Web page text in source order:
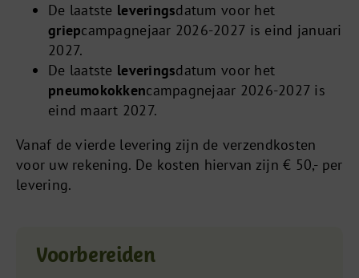
De laatste leveringsdatum voor het
griepcampagnejaar 2026-2027 is eind januari
2027.
De laatste leveringsdatum voor het
pneumokokkencampagnejaar 2026-2027 is
eind maart 2027.
Vanaf de vierde levering zijn de verzendkosten
voor uw rekening. De kosten hiervan zijn € 50,- per
levering.
Voorbereiden